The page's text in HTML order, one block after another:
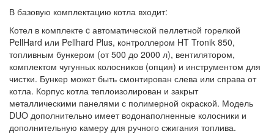
В базовую комплектацию котла входит:
Котел в комплекте c автоматической пеллетной горелкой
PellHard или Pellhard Plus, контроллером HT Tronik 850,
топливным бункером (от 500 до 2000 л), вентилятором,
комплектом чугунных колосников (опция) и инструментом для
чистки. Бункер может быть смонтирован слева или справа от
котла. Корпус котла теплоизолирован и закрыт
металлическими панелями с полимерной окраской. Модель
DUO дополнительно имеет водонаполненные колосники и
дополнительную камеру для ручного сжигания топлива.